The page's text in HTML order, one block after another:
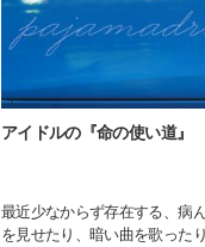
アイドルの『命の使い道』
最近少なからず存在する、病
を見せたり、暗い曲を歌った